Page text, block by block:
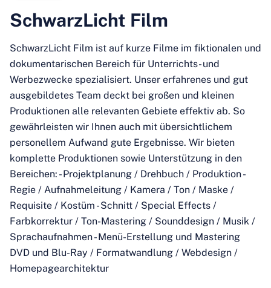
SchwarzLicht Film
SchwarzLicht Film ist auf kurze Filme im fiktionalen und
dokumentarischen Bereich für Unterrichts- und
Werbezwecke spezialisiert. Unser erfahrenes und gut
ausgebildetes Team deckt bei großen und kleinen
Produktionen alle relevanten Gebiete effektiv ab. So
gewährleisten wir Ihnen auch mit übersichtlichem
personellem Aufwand gute Ergebnisse. Wir bieten
komplette Produktionen sowie Unterstützung in den
Bereichen: - Projektplanung / Drehbuch / Produktion -
Regie / Aufnahmeleitung / Kamera / Ton / Maske /
Requisite / Kostüm - Schnitt / Special Effects /
Farbkorrektur / Ton-Mastering / Sounddesign / Musik /
Sprachaufnahmen - Menü-Erstellung und Mastering
DVD und Blu-Ray / Formatwandlung / Webdesign /
Homepagearchitektur